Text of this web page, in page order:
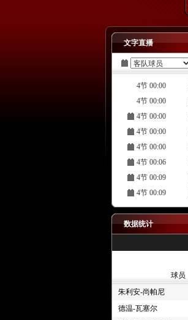
文字直播
4节 00:00
4节 00:00
4节 00:00
4节 00:00
4节 00:00
4节 00:06
4节 00:09
4节 00:09
4节 00:09
4节 00:09
4节 00:09
数据统计
球员
朱利安-尚帕尼
德温-瓦塞尔